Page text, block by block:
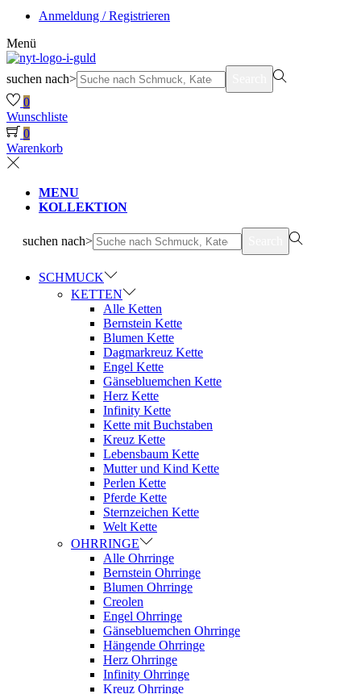
Anmeldung / Registrieren
Menü
suchen nach>
0
Wunschliste
0
Warenkorb
MENU
KOLLEKTION
suchen nach>
SCHMUCK
KETTEN
Alle Ketten
Bernstein Kette
Blumen Kette
Dagmarkreuz Kette
Engel Kette
Gänsebluemchen Kette
Herz Kette
Infinity Kette
Kette mit Buchstaben
Kreuz Kette
Lebensbaum Kette
Mutter und Kind Kette
Perlen Kette
Pferde Kette
Sternzeichen Kette
Welt Kette
OHRRINGE
Alle Ohrringe
Bernstein Ohrringe
Blumen Ohrringe
Creolen
Engel Ohrringe
Gänsebluemchen Ohrringe
Hängende Ohrringe
Herz Ohrringe
Infinity Ohrringe
Kreuz Ohrringe